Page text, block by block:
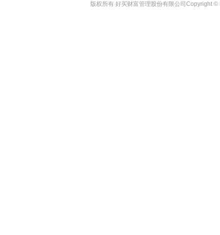
版权所有 好买财富管理股份有限公司Copyright ©